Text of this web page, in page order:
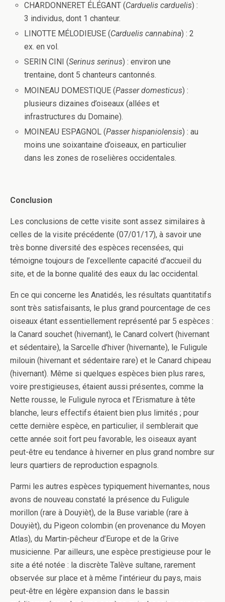
CHARDONNERET ÉLÉGANT (Carduelis carduelis) :
3 individus, dont 1 chanteur.
LINOTTE MÉLODIEUSE (Carduelis cannabina) : 2
ex. en vol.
SERIN CINI (Serinus serinus) : environ une
trentaine, dont 5 chanteurs cantonnés.
MOINEAU DOMESTIQUE (Passer domesticus) :
plusieurs dizaines d’oiseaux (allées et
infrastructures du Domaine).
MOINEAU ESPAGNOL (Passer hispaniolensis) : au
moins une soixantaine d’oiseaux, en particulier
dans les zones de roselières occidentales.
Conclusion
Les conclusions de cette visite sont assez similaires à
celles de la visite précédente (07/01/17), à savoir une
très bonne diversité des espèces recensées, qui
témoigne toujours de l’excellente capacité d’accueil du
site, et de la bonne qualité des eaux du lac occidental.
En ce qui concerne les Anatidés, les résultats quantitatifs
sont très satisfaisants, le plus grand pourcentage de ces
oiseaux étant essentiellement représenté par 5 espèces :
la Canard souchet (hivernant), le Canard colvert (hivernant
et sédentaire), la Sarcelle d’hiver (hivernante), le Fuligule
milouin (hivernant et sédentaire rare) et le Canard chipeau
(hivernant). Même si quelques espèces bien plus rares,
voire prestigieuses, étaient aussi présentes, comme la
Nette rousse, le Fuligule nyroca et l’Erismature à tête
blanche, leurs effectifs étaient bien plus limités ; pour
cette dernière espèce, en particulier, il semblerait que
cette année soit fort peu favorable, les oiseaux ayant
peut-être eu tendance à hiverner en plus grand nombre sur
leurs quartiers de reproduction espagnols.
Parmi les autres espèces typiquement hivernantes, nous
avons de nouveau constaté la présence du Fuligule
morillon (rare à Douyièt), de la Buse variable (rare à
Douyièt), du Pigeon colombin (en provenance du Moyen
Atlas), du Martin-pêcheur d’Europe et de la Grive
musicienne. Par ailleurs, une espèce prestigieuse pour le
site a été notée : la discrète Talève sultane, rarement
observée sur place et à même l’intérieur du pays, mais
peut-être en légère expansion dans le bassin